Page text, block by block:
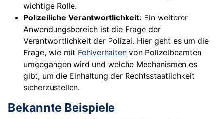
wichtige Rolle.
Polizeiliche Verantwortlichkeit: Ein weiterer
Anwendungsbereich ist die Frage der
Verantwortlichkeit der Polizei. Hier geht es um die
Frage, wie mit Fehlverhalten von Polizeibeamten
umgegangen wird und welche Mechanismen es
gibt, um die Einhaltung der Rechtsstaatlichkeit
sicherzustellen.
Bekannte Beispiele